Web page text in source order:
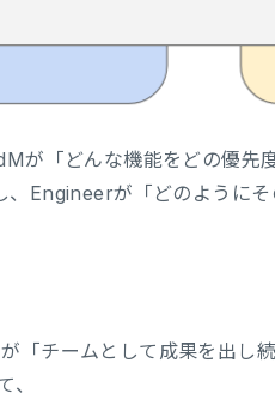
が「どんな機能をどの優先
Engineerが「どのように
「チームとして成果を出し